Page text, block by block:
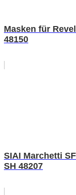
Masken für
48150
SIAI Marchetti
SH 48207